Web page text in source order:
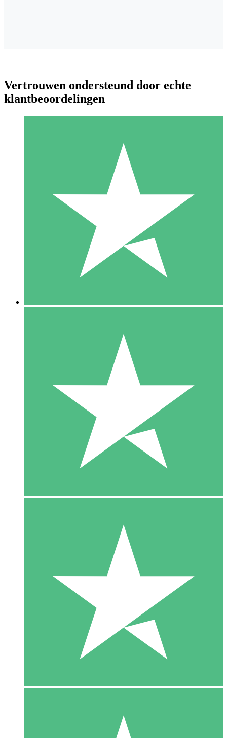
Individuele Creditpakketten
Betaal per gebruik met downloadtegoeden. Geen maandelijkse
1000
10 Downloaden
20 00
Vertrouwen ondersteund door echte
klantbeoordelingen